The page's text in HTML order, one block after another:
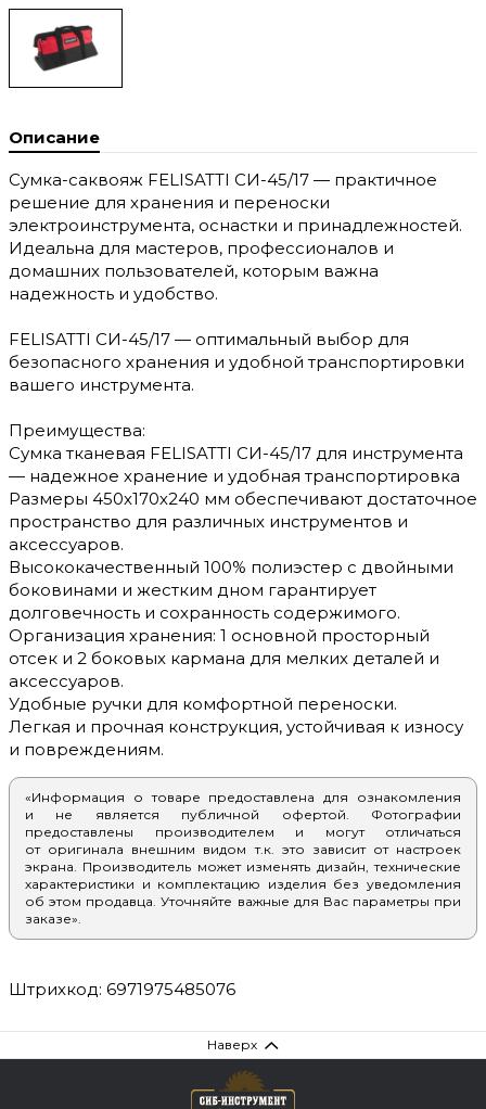
Штрихкод: 6971975485076
Описание
Сумка-саквояж FELISATTI СИ-45/17 — практичное
решение для хранения и переноски
электроинструмента, оснастки и принадлежностей.
Идеальна для мастеров, профессионалов и
домашних пользователей, которым важна
надежность и удобство.
FELISATTI СИ-45/17 — оптимальный выбор для
безопасного хранения и удобной транспортировки
вашего инструмента.
Преимущества:
Сумка тканевая FELISATTI СИ-45/17 для инструмента
— надежное хранение и удобная транспортировка
Размеры 450х170х240 мм обеспечивают достаточное
пространство для различных инструментов и
аксессуаров.
Высококачественный 100% полиэстер с двойными
боковинами и жестким дном гарантирует
долговечность и сохранность содержимого.
Организация хранения: 1 основной просторный
отсек и 2 боковых кармана для мелких деталей и
аксессуаров.
Удобные ручки для комфортной переноски.
Легкая и прочная конструкция, устойчивая к износу
и повреждениям.
«Информация о товаре предоставлена для ознакомления
и не является публичной офертой. Фотографии
предоставлены производителем и могут отличаться
от оригинала внешним видом т.к. это зависит от настроек
экрана. Производитель может изменять дизайн, технические
характеристики и комплектацию изделия без уведомления
об этом продавца. Уточняйте важные для Вас параметры при
заказе».
Наверх